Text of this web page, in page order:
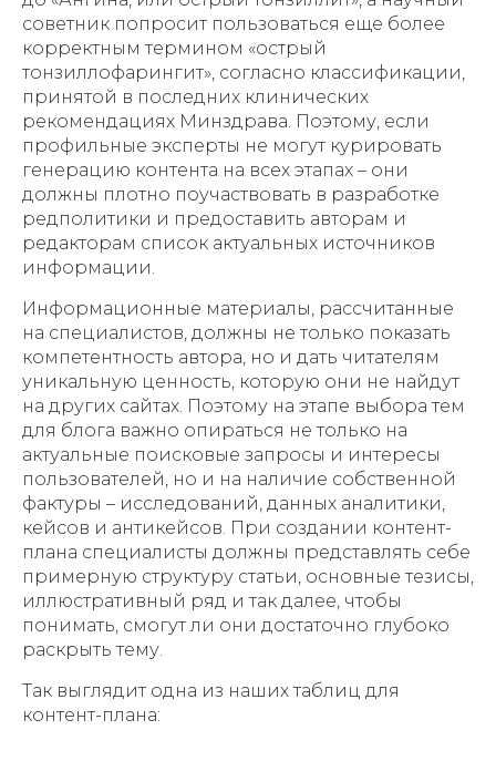
советник попросит пользоваться еще более
корректным термином «острый
тонзиллофарингит», согласно классификации,
принятой в последних клинических
рекомендациях Минздрава. Поэтому, если
профильные эксперты не могут курировать
генерацию контента на всех этапах – они
должны плотно поучаствовать в разработке
редполитики и предоставить авторам и
редакторам список актуальных источников
информации.
Информационные материалы, рассчитанные
на специалистов, должны не только показать
компетентность автора, но и дать читателям
уникальную ценность, которую они не найдут
на других сайтах. Поэтому на этапе выбора тем
для блога важно опираться не только на
актуальные поисковые запросы и интересы
пользователей, но и на наличие собственной
фактуры – исследований, данных аналитики,
кейсов и антикейсов. При создании контент-
плана специалисты должны представлять себе
примерную структуру статьи, основные тезисы,
иллюстративный ряд и так далее, чтобы
понимать, смогут ли они достаточно глубоко
раскрыть тему.
Так выглядит одна из наших таблиц для
контент-плана: